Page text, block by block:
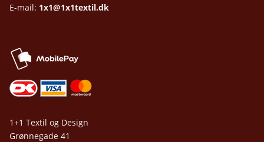
E-mail: 1x1@1x1textil.dk
1+1 Textil og Design
Grønnegade 41